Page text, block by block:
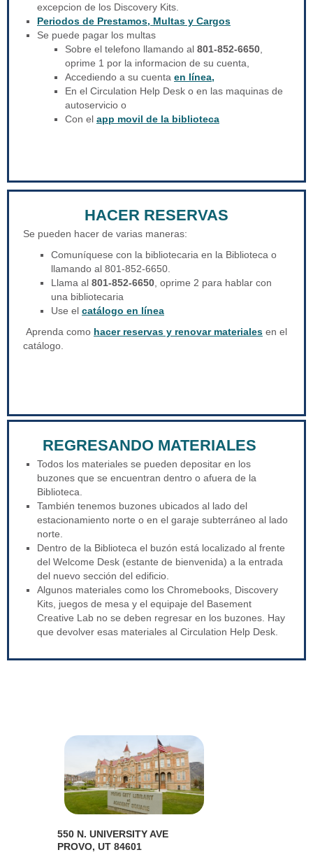
excepcion de los Discovery Kits.
Periodos de Prestamos, Multas y Cargos
Se puede pagar los multas
Sobre el telefono llamando al 801-852-6650
oprime 1 por la informacion de su cuenta,
Accediendo a su cuenta en línea,
En el Circulation Help Desk o en las maquinas de
autoservicio o
Con el app movil de la biblioteca
HACER RESERVAS
Se pueden hacer de varias maneras:
Comuníquese con la bibliotecaria en la Biblioteca o
llamando al 801-852-6650.
Llama al 801-852-6650 , oprime 2 para hablar con
una bibliotecaria
Use el catálogo en línea
Aprenda como hacer reservas y renovar materiales en el
catálogo.
REGRESANDO MATERIALES
Todos los materiales se pueden depositar en los
buzones que se encuentran dentro o afuera de la
Biblioteca.
También tenemos buzones ubicados al lado del
estacionamiento norte o en el garaje subterráneo al lado
norte.
Dentro de la Biblioteca el buzón está localizado al frente
del Welcome Desk (estante de bienvenida) a la entrada
del nuevo sección del edificio.
Algunos materiales como los Chromebooks, Discovery
Kits, juegos de mesa y el equipaje del Basement
Creative Lab no se deben regresar en los buzones. Hay
que devolver esas materiales al Circulation Help Desk.
550 N. UNIVERSITY AVE
PROVO, UT 84601